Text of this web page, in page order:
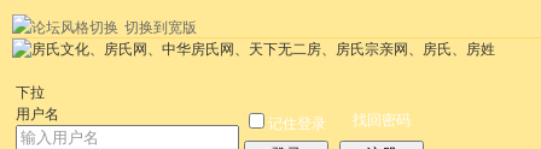
切换到宽版
下拉
用户名
记住登录 找回密码